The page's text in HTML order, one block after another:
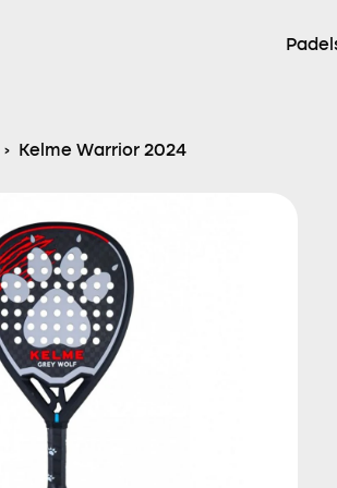
› Kelme Warrior 2024